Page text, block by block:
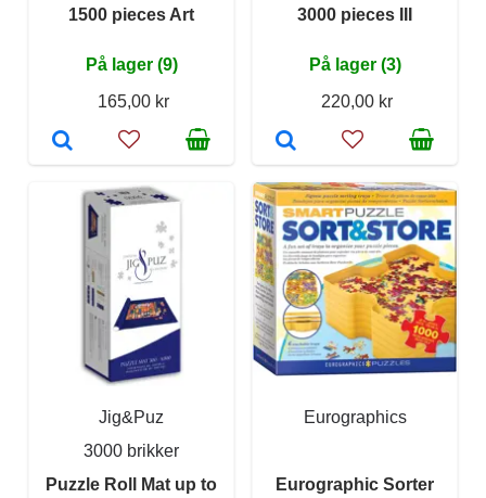
1500 pieces Art
På lager (9)
165,00 kr
3000 pieces III
På lager (3)
220,00 kr
Jig&Puz
3000 brikker
Puzzle Roll Mat up to
Eurographics
Eurographic Sorter